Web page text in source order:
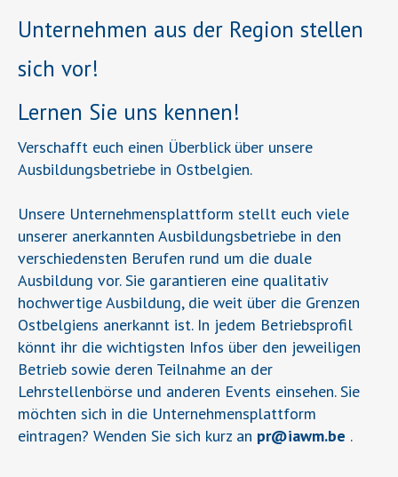
Unternehmen aus der Region stellen
sich vor!
Lernen Sie uns kennen!
Verschafft euch einen Überblick über unsere
Ausbildungsbetriebe in Ostbelgien.
Unsere Unternehmensplattform stellt euch viele
unserer anerkannten Ausbildungsbetriebe in den
verschiedensten Berufen rund um die duale
Ausbildung vor. Sie garantieren eine qualitativ
hochwertige Ausbildung, die weit über die Grenzen
Ostbelgiens anerkannt ist. In jedem Betriebsprofil
könnt ihr die wichtigsten Infos über den jeweiligen
Betrieb sowie deren Teilnahme an der
Lehrstellenbörse und anderen Events einsehen. Sie
möchten sich in die Unternehmensplattform
eintragen? Wenden Sie sich kurz an pr@iawm.be .